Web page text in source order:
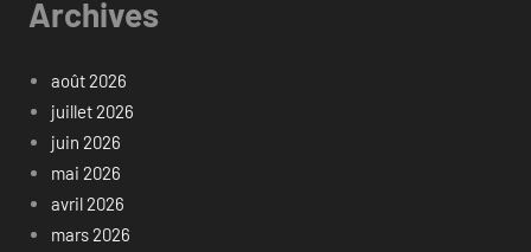
Archives
août 2026
juillet 2026
juin 2026
mai 2026
avril 2026
mars 2026